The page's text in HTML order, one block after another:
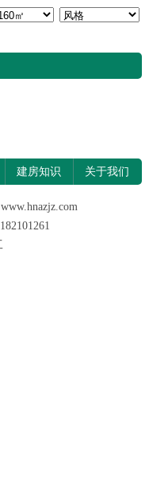
建房知识 关于我们